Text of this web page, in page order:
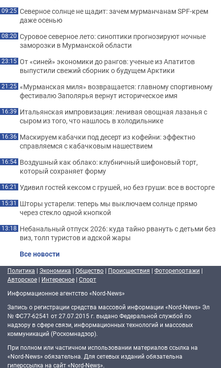
09:25 Северное солнце не щадит: зачем мурманчанам SPF-крем
даже осенью
08:20 Суровое северное лето: синоптики прогнозируют ночные
заморозки в Мурманской области
23:15 От «синей» экономики до рангов: ученые из Апатитов
выпустили свежий сборник о будущем Арктики
21:25 «Мурманская миля» возвращается: главному спортивному
фестивалю Заполярья вернут историческое имя
16:39 Итальянская импровизация: ленивая овощная лазанья с
сыром из того, что нашлось в холодильнике
16:36 Маскируем кабачки под десерт из кофейни: эффектно
справляемся с кабачковым нашествием
16:54 Воздушный как облако: клубничный шифоновый торт,
который сохраняет форму
16:21 Удивил гостей кексом с грушей, но без груши: все в восторге
15:31 Шторы устарели: теперь мы выключаем солнце прямо
через стекло одной кнопкой
13:18 Небанальный отпуск 2026: куда тайно рвануть с детьми без
виз, толп туристов и адской жары
Все новости
Политика | Экономика | Общество | Происшествия | Фоторепортажи |
Авторское | Интересное | Спорт
Информационное агентство «Nord-News»
Запись о регистрации средства массовой информации «Nord-News» Эл
№ ФС77-62541 от 27.07.2015 г. выдано Федеральной службой по
надзору в сфере связи, информационных технологий и массовых
коммуникаций (Роскомнадзор).
При полном или частичном использовании материалов ссылка на
«Nord-News» обязательна. Для сетевых изданий обязательна
гиперссылка на сайт «Nord-News».